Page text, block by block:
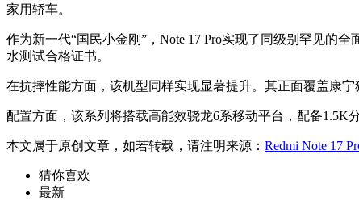
家用轿车。
作为新一代“国民小金刚”，Note 17 Pro实现了同级别罕见的
水测试合格证书。
在抗摔性能方面，该机型同样实现显著提升。其正面覆盖康
配置方面，该系列将搭载高能效骁龙6系移动平台，配备1.5K
本文属于原创文章，如若转载，请注明来源： Redmi Note 17
猜你喜欢
最新